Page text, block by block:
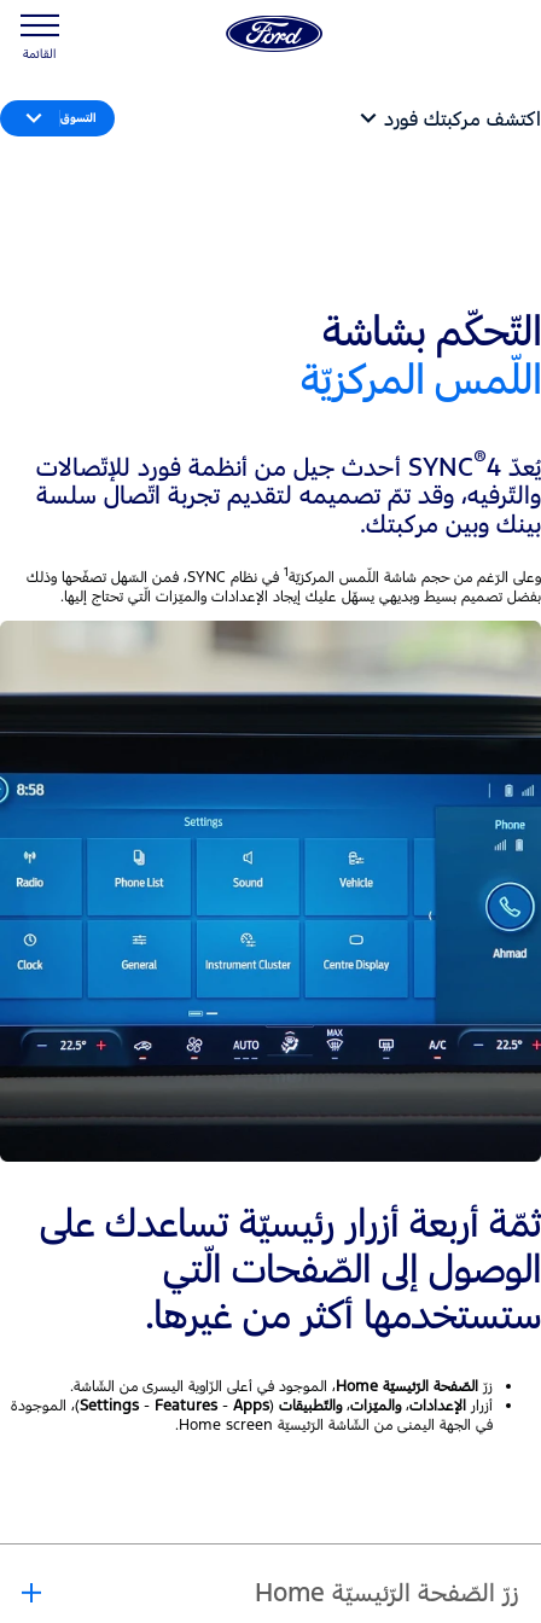
القائمة
اكتشف مركبتك فورد التسوق
التّحكّم بشاشة
اللّمس المركزيّة
يُعدّ SYNC ®
4 أحدث جيل من أنظمة فورد للإتّصالات
والتّرفيه، وقد تمّ تصميمه لتقديم تجربة اتّصال سلسة
بينك وبين مركبتك.
وعلى الرّغم من حجم شاشة اللّمس المركزيّة1
في نظام SYNC، فمن السّهل تصفّحها وذلك
بفضل تصميم بسيط وبديهي يسهّل عليك إيجاد الإعدادات والميّزات الّتي تحتاج إليها.
ثمّة أربعة أزرار رئيسيّة تساعدك على
الوصول إلى الصّفحات الّتي
ستستخدمها أكثر من غيرها.
زرّ الصّفحة الرّئيسيّة Home، الموجود في أعلى الزّاوية اليسرى من الشّاشة.
أزرار الإعدادات،والميّزات،والتّطبيقات (
Settings - Features - Apps
)، الموجودة
في الجهة اليمنى من الشّاشة الرّئيسيّة Home screen.
زرّ الصّفحة الرّئيسيّة Home